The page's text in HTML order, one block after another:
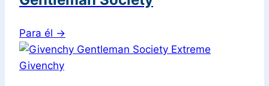
Para él →
Givenchy